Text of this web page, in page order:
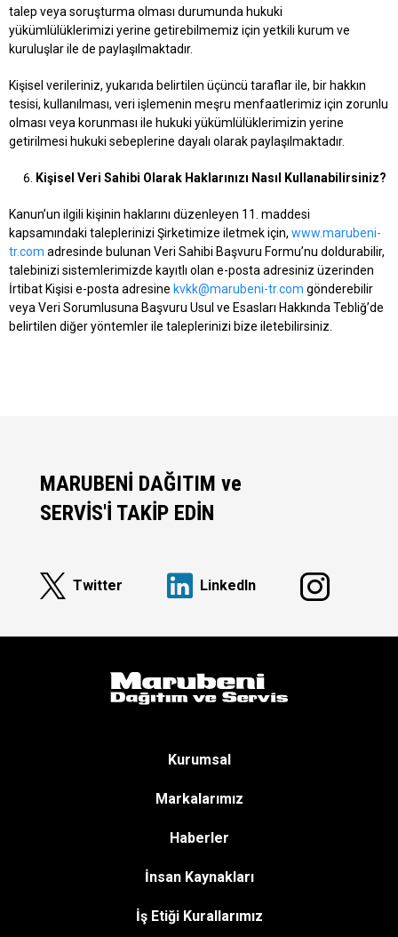
talep veya soruşturma olması durumunda hukuki
yükümlülüklerimizi yerine getirebilmemiz için yetkili kurum ve
kuruluşlar ile de paylaşılmaktadır.
Kişisel verileriniz, yukarıda belirtilen üçüncü taraflar ile, bir hakkın
tesisi, kullanılması, veri işlemenin meşru menfaatlerimiz için zorunlu
olması veya korunması ile hukuki yükümlülüklerimizin yerine
getirilmesi hukuki sebeplerine dayalı olarak paylaşılmaktadır.
Kişisel Veri Sahibi Olarak Haklarınızı Nasıl Kullanabilirsiniz?
Kanun’un ilgili kişinin haklarını düzenleyen 11. maddesi
kapsamındaki taleplerinizi Şirketimize iletmek için, www.marubeni-
tr.com adresinde bulunan Veri Sahibi Başvuru Formu’nu doldurabilir,
talebinizi sistemlerimizde kayıtlı olan e-posta adresiniz üzerinden
İrtibat Kişisi e-posta adresine kvkk@marubeni-tr.com gönderebilir
veya Veri Sorumlusuna Başvuru Usul ve Esasları Hakkında Tebliğ’de
belirtilen diğer yöntemler ile taleplerinizi bize iletebilirsiniz.
MARUBENİ DAĞITIM ve
SERVİS'İ TAKİP EDİN
Twitter Linkedln
Kurumsal
Markalarımız
Haberler
İnsan Kaynakları
İş Etiği Kurallarımız